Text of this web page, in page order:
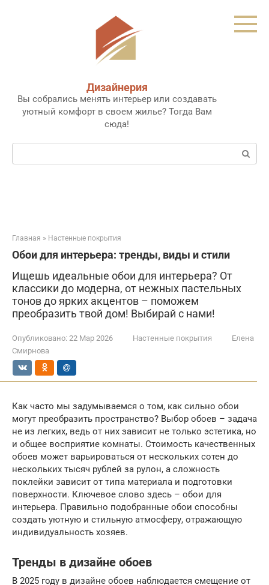
Дизайнерия
Вы собрались менять интерьер или создавать
уютный комфорт в своем жилье? Тогда Вам
сюда!
Поиск:
Главная » Настенные покрытия
Обои для интерьера: тренды, виды и стили
Ищешь идеальные обои для интерьера? От
классики до модерна, от нежных пастельных
тонов до ярких акцентов – поможем
преобразить твой дом! Выбирай с нами!
Опубликовано: 22 Мар 2026 Настенные покрытия
Елена
Смирнова
Как часто мы задумываемся о том, как сильно обои
могут преобразить пространство? Выбор обоев – задача
не из легких, ведь от них зависит не только эстетика, но
и общее восприятие комнаты. Стоимость качественных
обоев может варьироваться от нескольких сотен до
нескольких тысяч рублей за рулон, а сложность
поклейки зависит от типа материала и подготовки
поверхности. Ключевое слово здесь – обои для
интерьера. Правильно подобранные обои способны
создать уютную и стильную атмосферу, отражающую
индивидуальность хозяев.
Тренды в дизайне обоев
В 2025 году в дизайне обоев наблюдается смещение от